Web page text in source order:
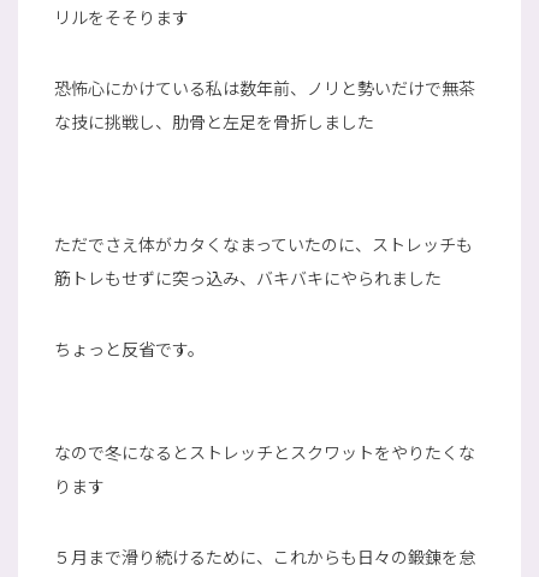
リルをそそります
恐怖心にかけている私は数年前、ノリと勢いだけで無茶
な技に挑戦し、肋骨と左足を骨折しました
ただでさえ体がカタくなまっていたのに、ストレッチも
筋トレもせずに突っ込み、バキバキにやられました
ちょっと反省です。
なので冬になるとストレッチとスクワットをやりたくな
ります
５月まで滑り続けるために、これからも日々の鍛錬を怠